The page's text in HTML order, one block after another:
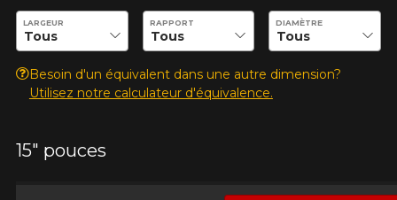
Entrez les dimensions souhaitées pour vérifier la disponibilité
LARGEUR RAPPORT DIAMÈTRE
Besoin d'un équivalent dans une autre dimension?
Utilisez notre calculateur d'équivalence.
15" pouces